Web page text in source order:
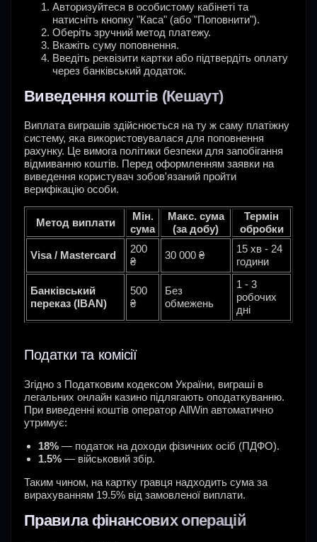
Авторизуйтеся в особистому кабінеті та
натисніть кнопку "Каса" (або "Поповнити").
Оберіть зручний метод платежу.
Вкажіть суму поповнення.
Введіть реквізити картки або підтвердіть оплату
через банківський додаток.
Виведення коштів (Кешаут)
Виплата виграшів здійснюється на ту ж саму платіжну
систему, яка використовувалася для поповнення
рахунку. Це вимога політики безпеки для запобігання
відмиванню коштів. Перед оформленням заявки на
виведення користувач зобов'язаний пройти
верифікацію особи.
Метод виплати
Мін.
сума
Макс. сума
(за добу)
Термін
обробки
Visa / Mastercard
200
₴
30 000 ₴
15 хв - 24
години
Банківський
переказ (IBAN)
500
₴
Без
обмежень
1 - 3
робочих
дні
Податки та комісії
Згідно з Податковим кодексом України, виграші в
легальних онлайн казино підлягають оподаткуванню.
При виведенні коштів оператор AllWin автоматично
утримує:
18% — податок на доходи фізичних осіб (ПДФО).
1.5% — військовий збір.
Таким чином, на картку гравця надходить сума за
вирахуванням 19.5% від замовленої виплати.
Правила фінансових операцій